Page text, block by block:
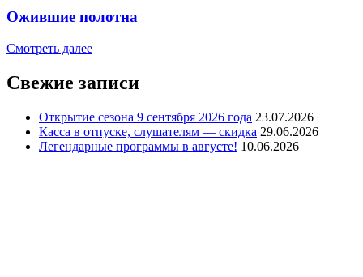
Ожившие полотна
Смотреть далее
Свежие записи
Открытие сезона 9 сентября 2026 года 23.07.2026
Касса в отпуске, слушателям — скидка 29.06.2026
Легендарные программы в августе! 10.06.2026